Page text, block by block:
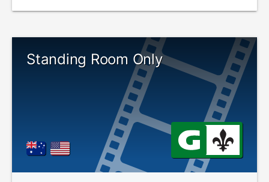
Standing Room Only